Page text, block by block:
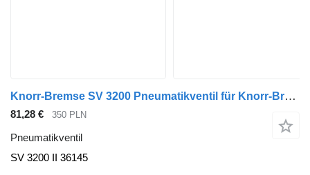
Knorr-Bremse SV 3200 Pneumatikventil für Knorr-Bremse Auflieger
81,28 € 350 PLN
Pneumatikventil
SV 3200 II 36145